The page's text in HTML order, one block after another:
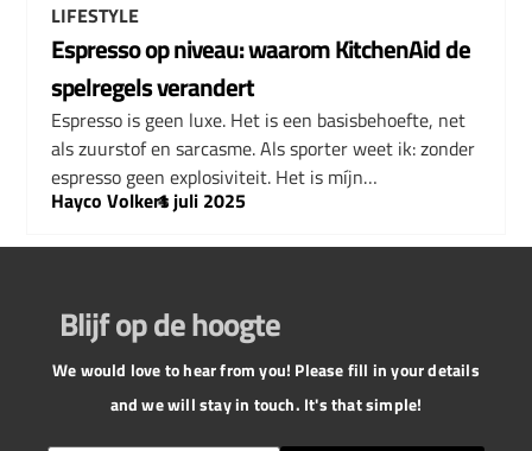
LIFESTYLE
Espresso op niveau: waarom KitchenAid de
spelregels verandert
Espresso is geen luxe. Het is een basisbehoefte, net
als zuurstof en sarcasme. Als sporter weet ik: zonder
espresso geen explosiviteit. Het is míjn…
Hayco Volkers
–
1 juli 2025
Blijf op de hoogte
We would love to hear from you! Please fill in your details
and we will stay in touch. It's that simple!